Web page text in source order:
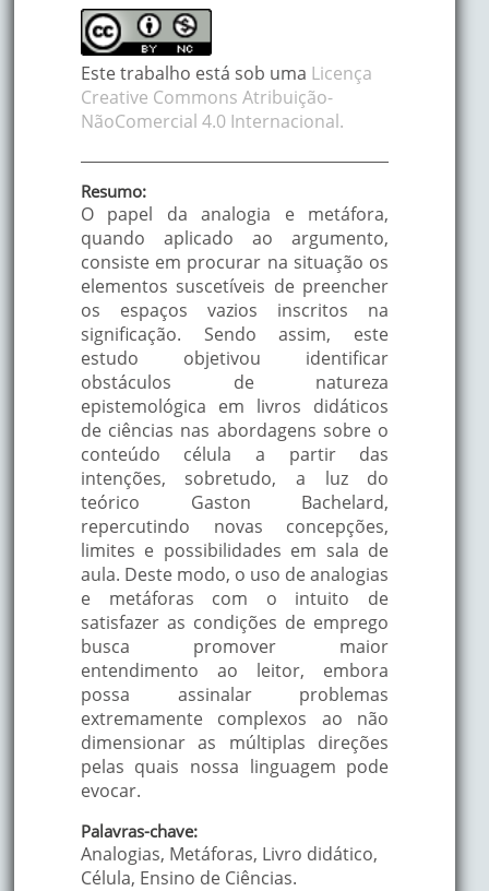
Este trabalho está sob uma Licença
Creative Commons Atribuição-
NãoComercial 4.0 Internacional.
Resumo:
O papel da analogia e metáfora,
quando aplicado ao argumento,
consiste em procurar na situação os
elementos suscetíveis de preencher
os espaços vazios inscritos na
significação. Sendo assim, este
estudo objetivou identificar
obstáculos de natureza
epistemológica em livros didáticos
de ciências nas abordagens sobre o
conteúdo célula a partir das
intenções, sobretudo, a luz do
teórico Gaston Bachelard,
repercutindo novas concepções,
limites e possibilidades em sala de
aula. Deste modo, o uso de analogias
e metáforas com o intuito de
satisfazer as condições de emprego
busca promover maior
entendimento ao leitor, embora
possa assinalar problemas
extremamente complexos ao não
dimensionar as múltiplas direções
pelas quais nossa linguagem pode
evocar.
Palavras-chave:
Analogias, Metáforas, Livro didático,
Célula, Ensino de Ciências.